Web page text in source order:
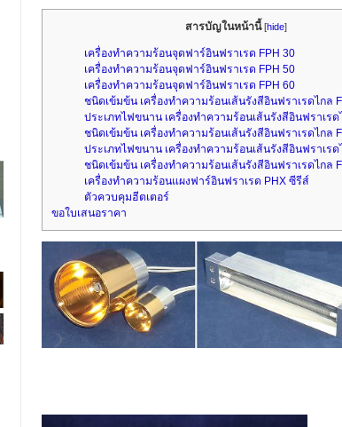
สารบัญในหน้านี้ [hide]
เครื่องทำความร้อนจุดฟาร์อินฟราเรด FPH 30
เครื่องทำความร้อนจุดฟาร์อินฟราเรด FPH 50
เครื่องทำความร้อนจุดฟาร์อินฟราเรด FPH 60
ชนิดเข้มข้น เครื่องทำความร้อนเส้นรังสีอินฟราเรดไกล
ประเภทไฟขนาน เครื่องทำความร้อนเส้นรังสีอินฟราเรด
ชนิดเข้มข้น เครื่องทำความร้อนเส้นรังสีอินฟราเรดไกล
ประเภทไฟขนาน เครื่องทำความร้อนเส้นรังสีอินฟราเรด
ชนิดเข้มข้น เครื่องทำความร้อนเส้นรังสีอินฟราเรดไกล
เครื่องทำความร้อนแผงฟาร์อินฟราเรด PHX ซีรีส์
ตัวควบคุมฮีตเตอร์
ขอใบเสนอราคา